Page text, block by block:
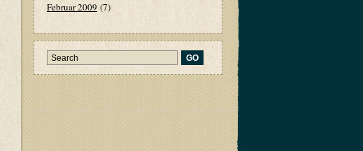
Februar 2009 (7)